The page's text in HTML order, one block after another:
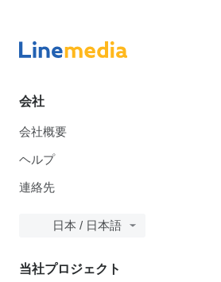
会社
会社概要
ヘルプ
連絡先
日本 / 日本語
当社プロジェクト